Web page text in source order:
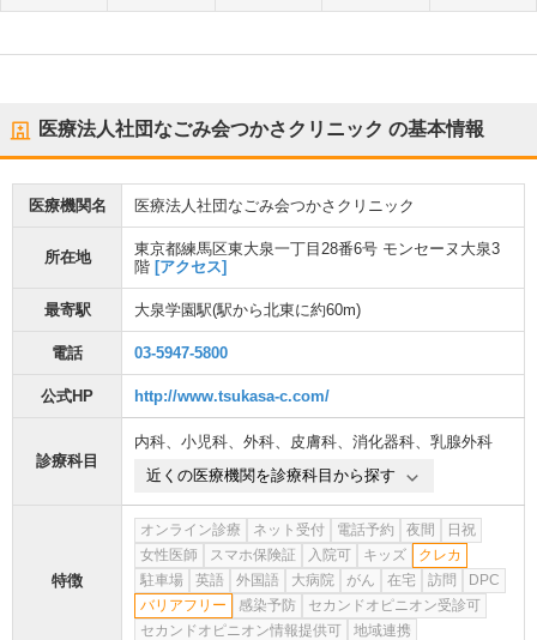
医療法人社団なごみ会つかさクリニック の基本情報
医療機関名 医療法人社団なごみ会つかさクリニック
所在地
東京都練馬区東大泉一丁目28番6号 モンセーヌ大泉3
階 [アクセス]
最寄駅 大泉学園駅(駅から北東に約60m)
電話 03-5947-5800
公式HP http://www.tsukasa-c.com/
診療科目
内科、 小児科、 外科、 皮膚科、 消化器科、 乳腺外科
近くの医療機関を診療科目から探す
特徴
オンライン診療 ネット受付 電話予約 夜間
日祝
女性医師
スマホ保険証 入院可 キッズ
クレカ
駐車場
英語 外国語 大病院 がん 在宅 訪問
DPC
バリアフリー
感染予防
セカンドオピニオン受診可
セカンドオピニオン情報提供可
地域連携